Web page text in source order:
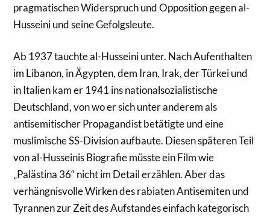
pragmatischen Widerspruch und Opposition gegen al-
Husseini und seine Gefolgsleute.
Ab 1937 tauchte al-Husseini unter. Nach Aufenthalten
im Libanon, in Ägypten, dem Iran, Irak, der Türkei und
in Italien kam er 1941 ins nationalsozialistische
Deutschland, von wo er sich unter anderem als
antisemitischer Propagandist betätigte und eine
muslimische SS-Division aufbaute. Diesen späteren Teil
von al-Husseinis Biografie müsste ein Film wie
„Palästina 36“ nicht im Detail erzählen. Aber das
verhängnisvolle Wirken des rabiaten Antisemiten und
Tyrannen zur Zeit des Aufstandes einfach kategorisch